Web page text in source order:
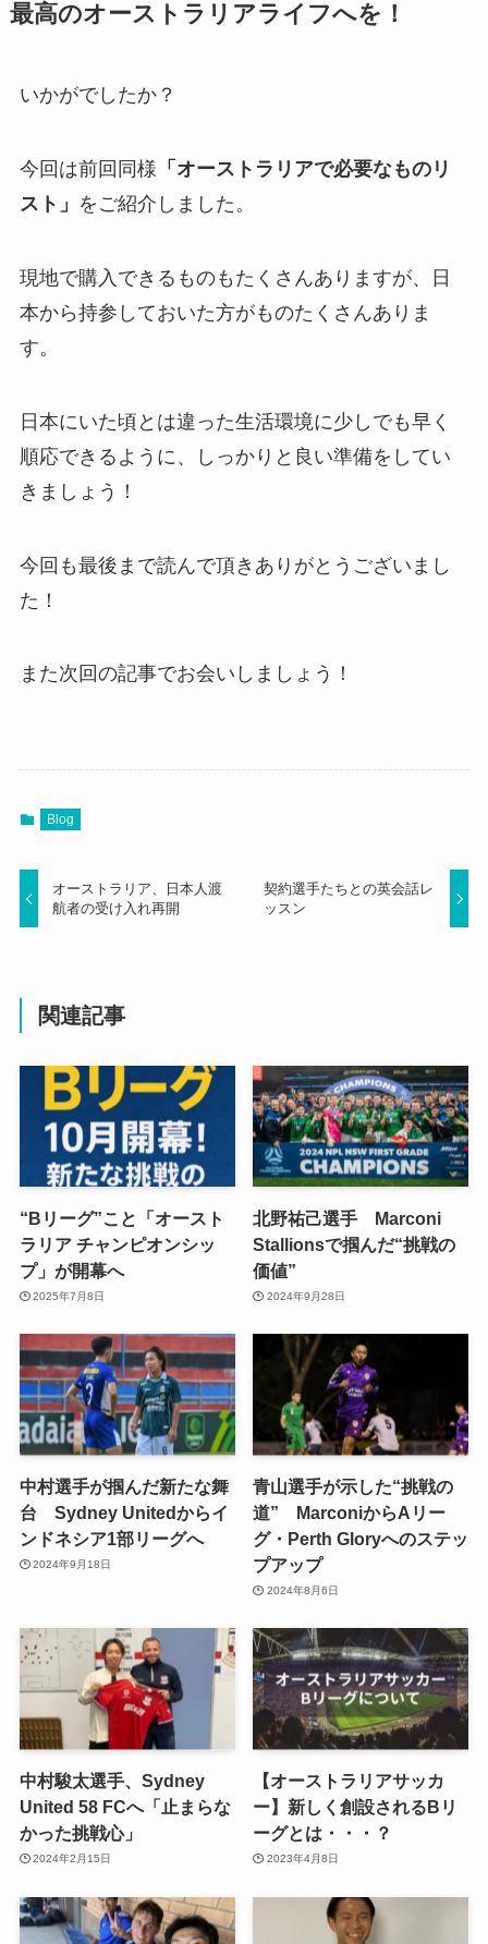
最高のオーストラリアライフへを！
いかがでしたか？
今回は前回同様 「オーストラリアで必要なものリ
スト」 をご紹介しました。
現地で購入できるものもたくさんありますが、日
本から持参しておいた方がものたくさんありま
す。
日本にいた頃とは違った生活環境に少しでも早く
順応できるように、しっかりと良い準備をしてい
きましょう！
今回も最後まで読んで頂きありがとうございまし
た！
また次回の記事でお会いしましょう！
Blog
オーストラリア、日本人渡
航者の受け入れ再開
契約選手たちとの英会話レ
ッスン
関連記事
“Bリーグ”こと「オースト
ラリア チャンピオンシッ
プ」が開幕へ
2025年7月8日
北野祐己選手 Marconi
Stallionsで掴んだ“挑戦の
価値”
2024年9月28日
中村選手が掴んだ新たな舞
台 Sydney Unitedからイ
ンドネシア1部リーグへ
2024年9月18日
青山選手が示した“挑戦の
道” MarconiからAリー
グ・Perth Gloryへのステッ
プアップ
2024年8月6日
中村駿太選手、Sydney
United 58 FCへ「止まらな
かった挑戦心」
2024年2月15日
【オーストラリアサッカ
ー】新しく創設されるBリ
ーグとは・・・？
2023年4月8日